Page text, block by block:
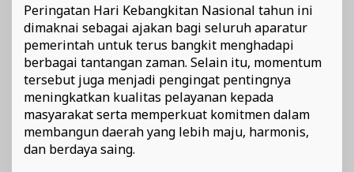
Peringatan Hari Kebangkitan Nasional tahun ini
dimaknai sebagai ajakan bagi seluruh aparatur
pemerintah untuk terus bangkit menghadapi
berbagai tantangan zaman. Selain itu, momentum
tersebut juga menjadi pengingat pentingnya
meningkatkan kualitas pelayanan kepada
masyarakat serta memperkuat komitmen dalam
membangun daerah yang lebih maju, harmonis,
dan berdaya saing.